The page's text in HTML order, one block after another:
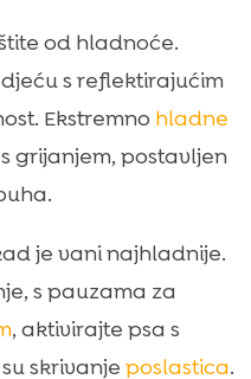
od hladnoće.
s reflektirajućim
Ekstremno hladne
grijanjem, postavljen
je vani najhladnije.
s pauzama za
, aktivirajte psa s
skrivanje poslastica.